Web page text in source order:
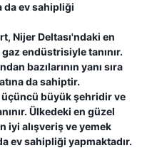
da ev sahipliği
Nijer Deltası'ndaki en
endüstrisiyle tanınır.
bazılarının yanı sıra
da sahiptir.
üçüncü büyük şehridir ve
Ülkedeki en güzel
iyi alışveriş ve yemek
ev sahipliği yapmaktadır.